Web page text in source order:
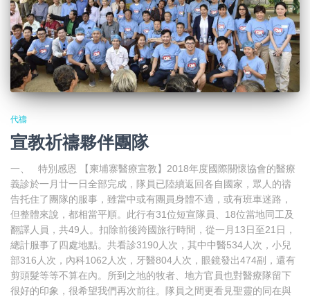
代禱
宣教祈禱夥伴團隊
一、 特別感恩 【柬埔寨醫療宣教】2018年度國際關懷協會的醫療
義診於一月廿一日全部完成，隊員已陸續返回各自國家，眾人的禱
告托住了團隊的服事，雖當中或有團員身體不適，或有班車迷路，
但整體來說，都相當平順。此行有31位短宣隊員、18位當地同工及
翻譯人員，共49人。扣除前後跨國旅行時間，從一月13日至21日，
總計服事了四處地點。共看診3190人次，其中中醫534人次，小兒
部316人次，內科1062人次，牙醫804人次，眼鏡發出474副，還有
剪頭髮等等不算在內。所到之地的牧者、地方官員也對醫療隊留下
很好的印象，很希望我們再次前往。隊員之間更看見聖靈的同在與